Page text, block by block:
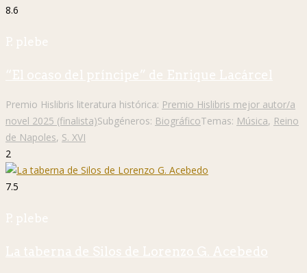
8.6
P. plebe
“El ocaso del príncipe” de Enrique Lacárcel
Premio Hislibris literatura histórica: Premio Hislibris mejor autor/a
novel 2025 (finalista)Subgéneros: BiográficoTemas: Música, Reino
de Napoles, S. XVI
2
7.5
P. plebe
La taberna de Silos de Lorenzo G. Acebedo